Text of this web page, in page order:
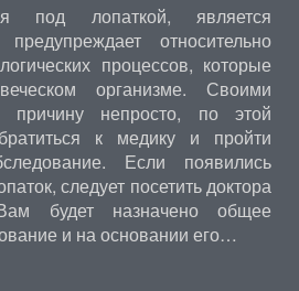
под лопаткой, является
относительно
процессов, которые
организме. Своими
причину непросто, по этой
к медику и пройти
Если появились
следует посетить доктора
будет назначено общее
и на основании его…